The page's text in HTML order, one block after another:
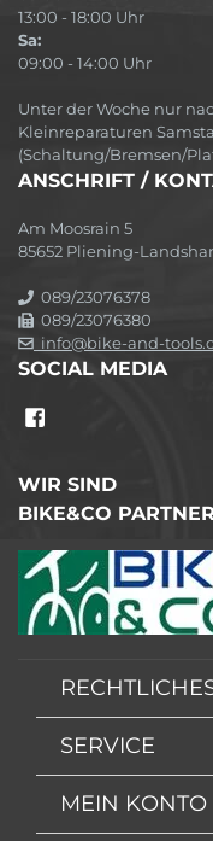
13:00 - 18:00 Uhr
Sa:
09:00 - 14:00 Uhr
Unter der Woche nur
Kleinreparaturen
(Schaltung/Bremsen/
ANSCHRIFT /
Am Moosrain 5
85652 Pliening-
089/23076378
089/23076380
info@bike-and-
SOCIAL MEDIA
WIR SIND
BIKE&CO PARTNER
SERVICE
MEIN KONTO